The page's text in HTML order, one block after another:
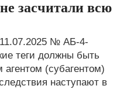
засчитали всю
№ АБ-4-
теги должны быть
(субагентом)
наступают в